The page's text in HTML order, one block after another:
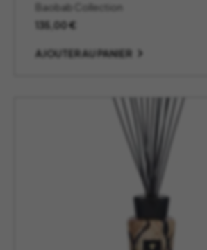
Baobab Collection
135,00€
AJOUTER AU PANIER